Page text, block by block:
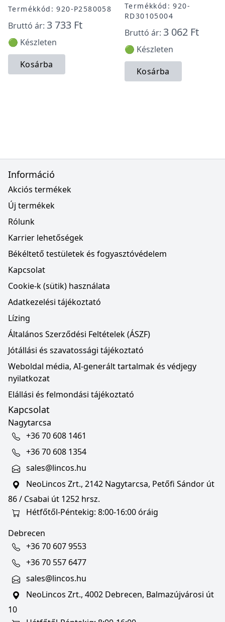
Termékkód: 920-P2580058
Bruttó ár: 3 733 Ft
🟢 Készleten
Kosárba
Termékkód: 920-
RD30105004
Bruttó ár: 3 062 Ft
🟢 Készleten
Kosárba
Információ
Akciós termékek
Új termékek
Rólunk
Karrier lehetőségek
Békéltető testületek és fogyasztóvédelem
Kapcsolat
Cookie-k (sütik) használata
Adatkezelési tájékoztató
Lízing
Általános Szerződési Feltételek (ÁSZF)
Jótállási és szavatossági tájékoztató
Weboldal média, AI-generált tartalmak és védjegy
nyilatkozat
Elállási és felmondási tájékoztató
Kapcsolat
Nagytarcsa
+36 70 608 1461
+36 70 608 1354
sales@lincos.hu
NeoLincos Zrt., 2142 Nagytarcsa, Petőfi Sándor út
86 / Csabai út 1252 hrsz.
Hétfőtől-Péntekig: 8:00-16:00 óráig
Debrecen
+36 70 607 9553
+36 70 557 6477
sales@lincos.hu
NeoLincos Zrt., 4002 Debrecen, Balmazújvárosi út
10